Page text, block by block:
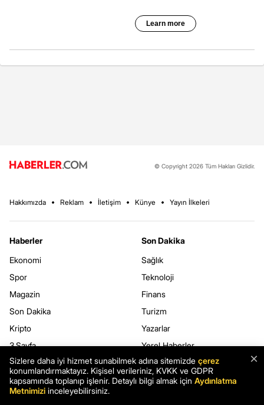
© Copyright 2026 Tüm Hakları Gizlidir.
Hakkımızda Reklam İletişim Künye Yayın İlkeleri
Haberler
Ekonomi
Spor
Magazin
Son Dakika
Kripto
3.Sayfa
Dünya
Son Dakika
Sağlık
Teknoloji
Finans
Turizm
Yazarlar
Yerel Haberler
Haberler.com
×
Sizlere daha iyi hizmet sunabilmek adına sitemizde çerez
konumlandırmaktayız. Kişisel verileriniz, KVKK ve GDPR
kapsamında toplanıp işlenir. Detaylı bilgi almak için Aydınlatma
Metnimizi inceleyebilirsiniz.